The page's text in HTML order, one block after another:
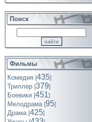
Поиск
Фильмы
Комедия [435]
Триллер [379]
Боевики [451]
Мелодрама [95]
Драма [425]